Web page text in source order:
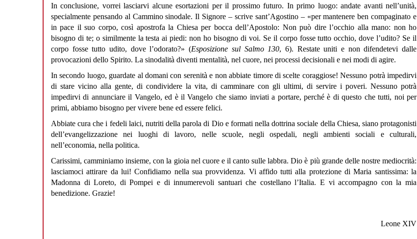
In conclusione, vorrei lasciarvi alcune esortazioni per il prossimo futuro. In primo luogo: andate avanti nell’unità,
specialmente pensando al Cammino sinodale. Il Signore – scrive sant’Agostino – «per mantenere ben compaginato e
in pace il suo corpo, così apostrofa la Chiesa per bocca dell’Apostolo: Non può dire l’occhio alla mano: non ho
bisogno di te; o similmente la testa ai piedi: non ho bisogno di voi. Se il corpo fosse tutto occhio, dove l’udito? Se il
corpo fosse tutto udito, dove l’odorato?» (Esposizione sul Salmo 130, 6). Restate uniti e non difendetevi dalle
provocazioni dello Spirito. La sinodalità diventi mentalità, nel cuore, nei processi decisionali e nei modi di agire.
In secondo luogo, guardate al domani con serenità e non abbiate timore di scelte coraggiose! Nessuno potrà impedirvi
di stare vicino alla gente, di condividere la vita, di camminare con gli ultimi, di servire i poveri. Nessuno potrà
impedirvi di annunciare il Vangelo, ed è il Vangelo che siamo inviati a portare, perché è di questo che tutti, noi per
primi, abbiamo bisogno per vivere bene ed essere felici.
Abbiate cura che i fedeli laici, nutriti della parola di Dio e formati nella dottrina sociale della Chiesa, siano protagonisti
dell’evangelizzazione nei luoghi di lavoro, nelle scuole, negli ospedali, negli ambienti sociali e culturali,
nell’economia, nella politica.
Carissimi, camminiamo insieme, con la gioia nel cuore e il canto sulle labbra. Dio è più grande delle nostre mediocrità:
lasciamoci attirare da lui! Confidiamo nella sua provvidenza. Vi affido tutti alla protezione di Maria santissima: la
Madonna di Loreto, di Pompei e di innumerevoli santuari che costellano l’Italia. E vi accompagno con la mia
benedizione. Grazie!
Leone XIV